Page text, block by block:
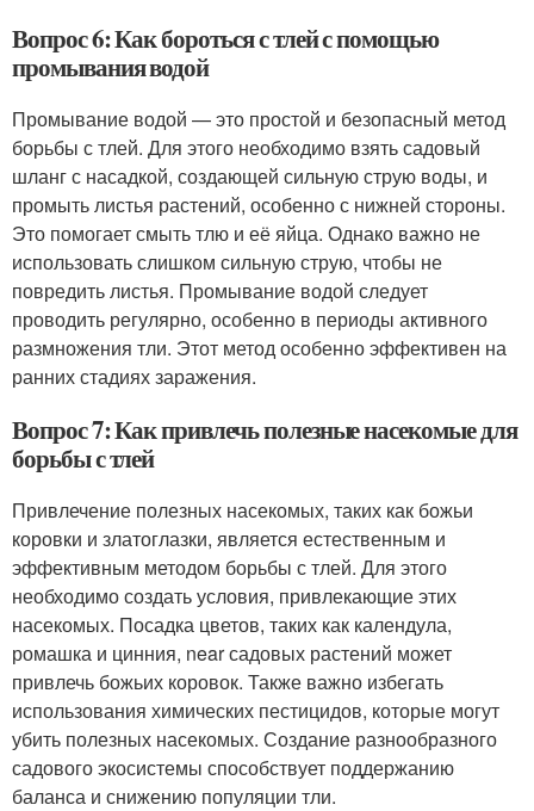
Вопрос 6: Как бороться с тлей с помощью
промывания водой
Промывание водой — это простой и безопасный метод
борьбы с тлей. Для этого необходимо взять садовый
шланг с насадкой, создающей сильную струю воды, и
промыть листья растений, особенно с нижней стороны.
Это помогает смыть тлю и её яйца. Однако важно не
использовать слишком сильную струю, чтобы не
повредить листья. Промывание водой следует
проводить регулярно, особенно в периоды активного
размножения тли. Этот метод особенно эффективен на
ранних стадиях заражения.
Вопрос 7: Как привлечь полезные насекомые для
борьбы с тлей
Привлечение полезных насекомых, таких как божьи
коровки и златоглазки, является естественным и
эффективным методом борьбы с тлей. Для этого
необходимо создать условия, привлекающие этих
насекомых. Посадка цветов, таких как календула,
ромашка и цинния, near садовых растений может
привлечь божьих коровок. Также важно избегать
использования химических пестицидов, которые могут
убить полезных насекомых. Создание разнообразного
садового экосистемы способствует поддержанию
баланса и снижению популяции тли.